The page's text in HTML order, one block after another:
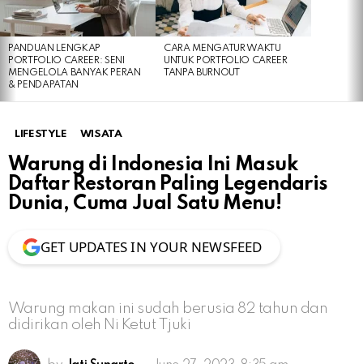
PANDUAN LENGKAP
PORTFOLIO CAREER: SENI
MENGELOLA BANYAK PERAN
& PENDAPATAN
CARA MENGATUR WAKTU
UNTUK PORTFOLIO CAREER
TANPA BURNOUT
LIFESTYLE WISATA
Warung di Indonesia Ini Masuk
Daftar Restoran Paling Legendaris
Dunia, Cuma Jual Satu Menu!
GET UPDATES IN YOUR NEWSFEED
Warung makan ini sudah berusia 82 tahun dan
didirikan oleh Ni Ketut Tjuki